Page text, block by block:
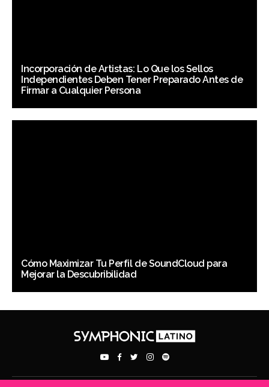
Incorporación de Artistas: Lo Que los Sellos
Independientes Deben Tener Preparado Antes de
Firmar a Cualquier Persona
Cómo Maximizar Tu Perfil de SoundCloud para
Mejorar la Descubribilidad